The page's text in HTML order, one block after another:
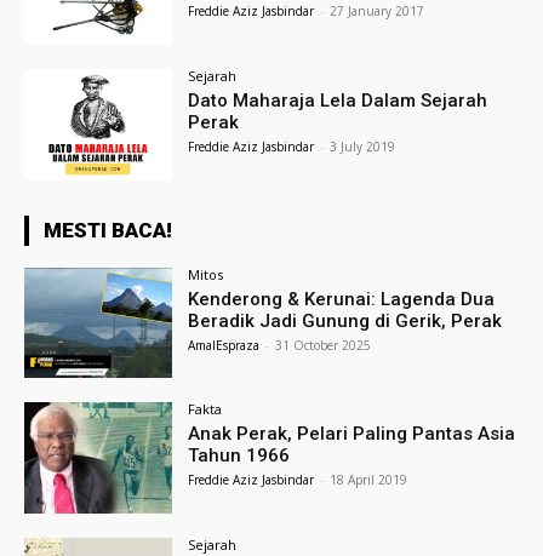
Freddie Aziz Jasbindar - 27 January 2017
Sejarah
Dato Maharaja Lela Dalam Sejarah
Perak
Freddie Aziz Jasbindar - 3 July 2019
MESTI BACA!
Mitos
Kenderong & Kerunai: Lagenda Dua
Beradik Jadi Gunung di Gerik, Perak
AmalEspraza - 31 October 2025
Fakta
Anak Perak, Pelari Paling Pantas Asia
Tahun 1966
Freddie Aziz Jasbindar - 18 April 2019
Sejarah